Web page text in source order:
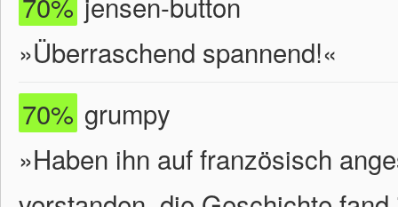
»Überraschend spannend!«
70% grumpy
»Haben ihn auf französisch